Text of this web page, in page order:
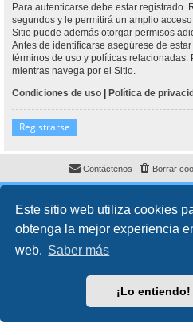
Este sitio web utiliza cookies
obtenga la mejor experiencia
web. Saber más
¡Lo entiendo!
Para autenticarse debe estar registrado.
segundos y le permitirá un amplio
Sitio puede además otorgar permisos
Antes de identificarse asegúrese de
términos de uso y políticas relacionadas.
mientras navega por el Sitio.
Condiciones de uso | Política de
Registrarse
Borrar
Contáctenos
Traducción al español porphpBB España
Privacidad|Condiciones